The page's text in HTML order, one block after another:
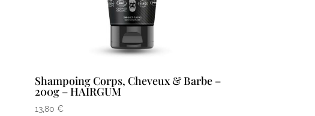
Shampoing Corps, Cheveux & Barbe –
200g – HAIRGUM
13,80€